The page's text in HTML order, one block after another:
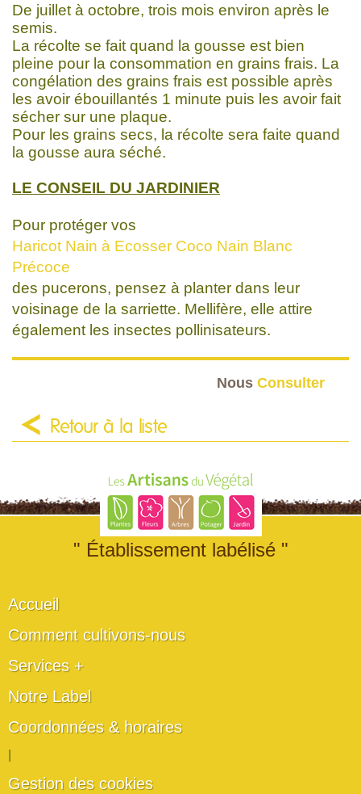
De juillet à octobre, trois mois environ après le
semis.
La récolte se fait quand la gousse est bien
pleine pour la consommation en grains frais. La
congélation des grains frais est possible après
les avoir ébouillantés 1 minute puis les avoir fait
sécher sur une plaque.
Pour les grains secs, la récolte sera faite quand
la gousse aura séché.
LE CONSEIL DU JARDINIER
Pour protéger vos
Haricot Nain à Ecosser Coco Nain Blanc
Précoce
des pucerons, pensez à planter dans leur
voisinage de la sarriette. Mellifère, elle attire
également les insectes pollinisateurs.
Nous Consulter
Retour à la liste
" Établissement labélisé "
Accueil
Comment cultivons-nous
Services +
Notre Label
Coordonnées & horaires
Gestion des cookies